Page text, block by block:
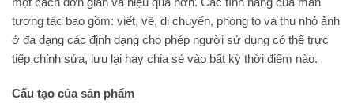
tương tác bao gồm: viết, vẽ, di chuyển, phóng to và thu nhỏ ảnh
ở đa dạng các định dạng cho phép người sử dụng có thể trực
tiếp chỉnh sửa, lưu lại hay chia sẻ vào bất kỳ thời điểm nào.
Cấu tạo của sản phẩm